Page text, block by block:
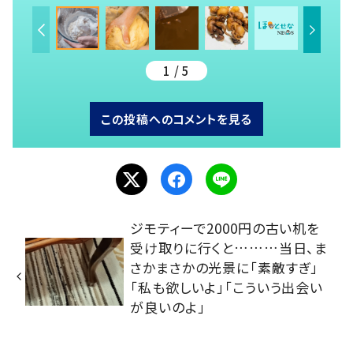
1 / 5
この投稿へのコメントを見る
ジモティーで2000円の古い机を
受け取りに行くと………当日、ま
さかまさかの光景に「素敵すぎ」
「私も欲しいよ」「こういう出会い
が良いのよ」